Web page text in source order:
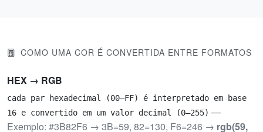
COMO UMA COR É CONVERTIDA ENTRE FORMATOS
HEX → RGB
cada par hexadecimal (00–FF) é interpretado em base
16 e convertido em um valor decimal (0–255) —
Exemplo: #3B82F6 → 3B=59, 82=130, F6=246 → rgb(59,